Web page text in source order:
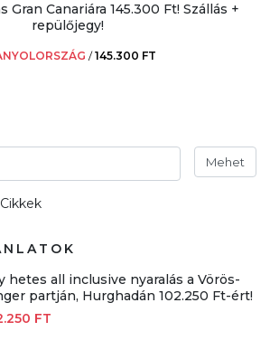
Gran Canariára 145.300 Ft! Szállás +
repülőjegy!
/145.300 FT
Mehet
Cikkek
hetes all inclusive nyaralás a Vörös-
partján, Hurghadán 102.250 Ft-ért!
FT